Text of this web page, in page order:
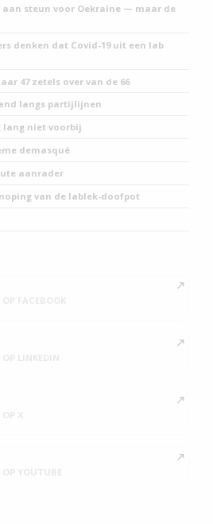
steun voor Oekraïne — maar de
denken dat Covid-19 uit een lab
47 zetels over van de 66
langs partijlijnen
lang niet voorbij
demasqué
aanrader
van de lablek-doofpot